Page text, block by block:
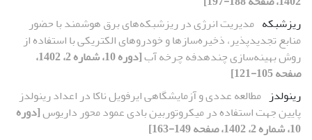
ریزشبکه مدیریت انرژی در ریزشبکه‌های برق هوشمند با حضور
منابع تجدیدپذیر، ذخیره‌سازها و خودروهای الکتریکی با استفاده از
روش بهینه‌سازی چندهدفه چرخه آب
[دوره 10، شماره 2، 1402،
صفحه 105-121]
رینولدز مطالعه عددی و آزمایشگاهی ایرفویل ناکا در اعداد رینولدز
پایین جهت استفاده در میکروتوربین بادی عمود محور داریوس[دوره
10، شماره 2، 1402، صفحه 149-163]